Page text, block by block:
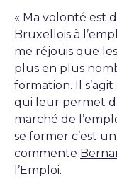
« Ma volonté est
Bruxellois à
me réjouis que
plus en plus
formation. Il
qui leur permet
marché de
se former c’est
commente
l’Emploi.